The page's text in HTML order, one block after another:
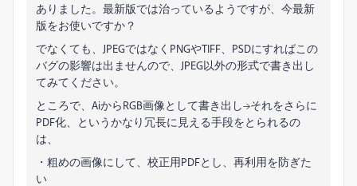
ありました。最新版では治っているようですが、今最新
版をお使いですか？
でなくても、JPEGではなくPNGやTIFF、PSDにすればこの
バグの影響は出ませんので、JPEG以外の形式で書き出し
てみてください。
ところで、AiからRGB画像として書き出し→それをさらに
PDF化、というかなり冗長に見える手段をとられるの
は、
・粗めの画像にして、校正用PDFとし、再利用を防ぎた
い